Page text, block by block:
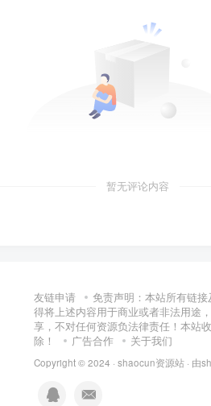
暂无评论内容
友链申请
免责声明：本站所有链
得将上述内容用于商业或者非法用途
享，不对任何资源负法律责任！本站
除！
广告合作 关于我们
Copyright © 2024 · shaocun资源站 · 由